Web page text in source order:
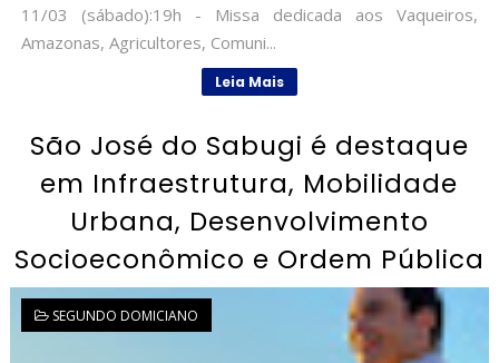
11/03 (sábado):19h - Missa dedicada aos Vaqueiros,
Amazonas, Agricultores, Comuni...
Leia Mais
São José do Sabugi é destaque
em Infraestrutura, Mobilidade
Urbana, Desenvolvimento
Socioeconômico e Ordem Pública
SEGUNDO DOMICIANO